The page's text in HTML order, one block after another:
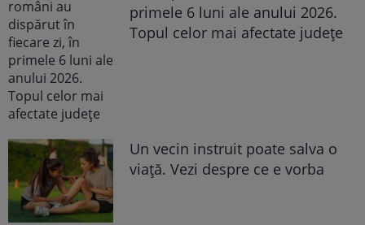
primele 6 luni ale anului 2026.
Topul celor mai afectate județe
Un vecin instruit poate salva o
viață. Vezi despre ce e vorba